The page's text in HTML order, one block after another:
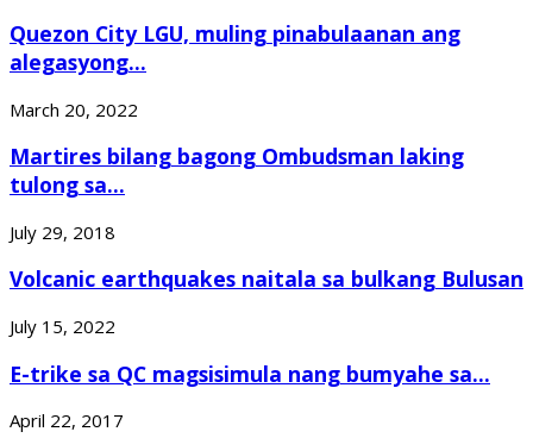
Quezon City LGU, muling pinabulaanan ang
alegasyong...
March 20, 2022
Martires bilang bagong Ombudsman laking
tulong sa...
July 29, 2018
Volcanic earthquakes naitala sa bulkang Bulusan
July 15, 2022
E-trike sa QC magsisimula nang bumyahe sa...
April 22, 2017